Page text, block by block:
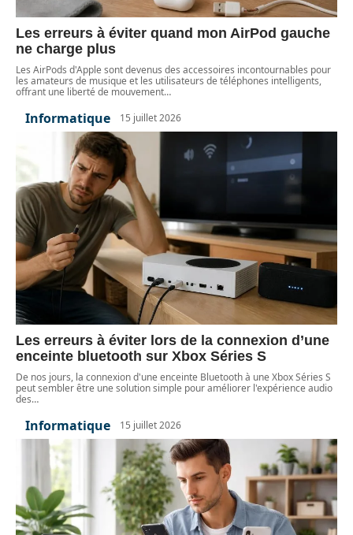
Les erreurs à éviter quand mon AirPod gauche
ne charge plus
Les AirPods d'Apple sont devenus des accessoires incontournables pour
les amateurs de musique et les utilisateurs de téléphones intelligents,
offrant une liberté de mouvement…
Informatique 15 juillet 2026
Les erreurs à éviter lors de la connexion d’une
enceinte bluetooth sur Xbox Séries S
De nos jours, la connexion d'une enceinte Bluetooth à une Xbox Séries S
peut sembler être une solution simple pour améliorer l'expérience audio
des…
Informatique 15 juillet 2026